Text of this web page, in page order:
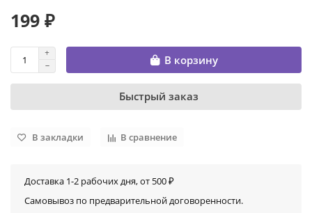
199 ₽
В корзину
Быстрый заказ
В закладки В сравнение
Доставка 1-2 рабочих дня, от 500 ₽
Самовывоз по предварительной договоренности.